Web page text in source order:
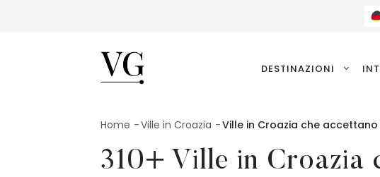
Villas Guide
DESTINAZIONI
Home Ville in Croazia Ville in Croazia che
310+ Ville in Croazia